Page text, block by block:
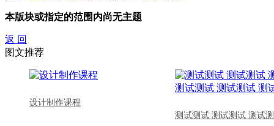
本版块或指定的范围内尚无主题
返 回
图文推荐
设计制作课程
测试测试 测试测试 测试